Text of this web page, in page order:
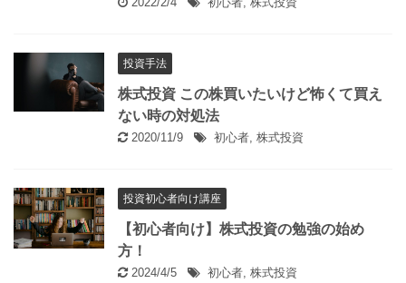
投資手法
株式投資 この株買いたいけど怖くて買え
ない時の対処法
2020/11/9 初心者, 株式投資
投資初心者向け講座
【初心者向け】株式投資の勉強の始め
方！
2024/4/5 初心者, 株式投資